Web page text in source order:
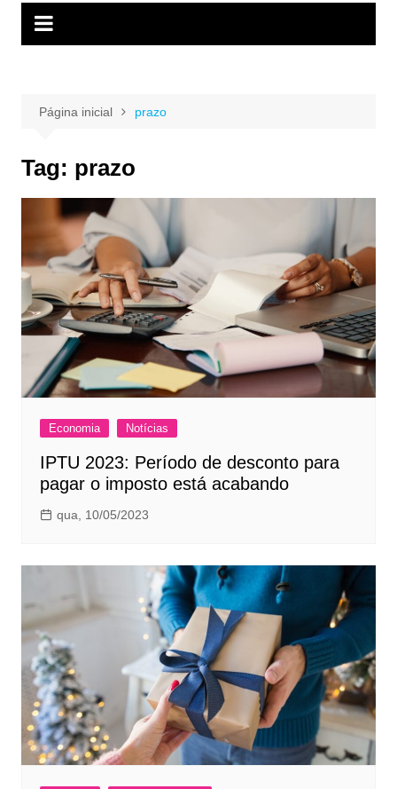
Página inicial prazo
Tag: prazo
Economia Notícias
IPTU 2023: Período de desconto para
pagar o imposto está acabando
qua, 10/05/2023